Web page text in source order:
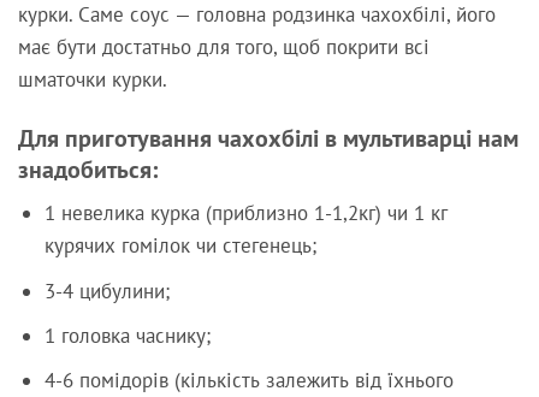
курки. Саме соус — головна родзинка чахохбілі, його
має бути достатньо для того, щоб покрити всі
шматочки курки.
Для приготування чахохбілі в мультиварці нам
знадобиться:
1 невелика курка (приблизно 1-1,2кг) чи 1 кг
курячих гомілок чи стегенець;
3-4 цибулини;
1 головка часнику;
4-6 помідорів (кількість залежить від їхнього